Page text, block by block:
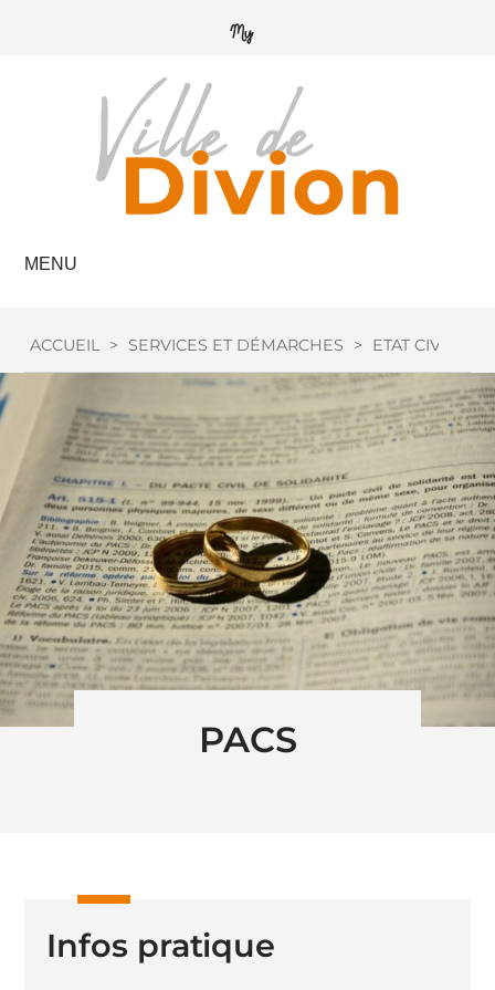
MENU
ACCUEIL > SERVICES ET DÉMARCHES > ETAT CIVIL
PACS
Infos pratique